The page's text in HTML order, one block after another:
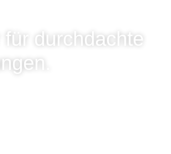
durchdachte